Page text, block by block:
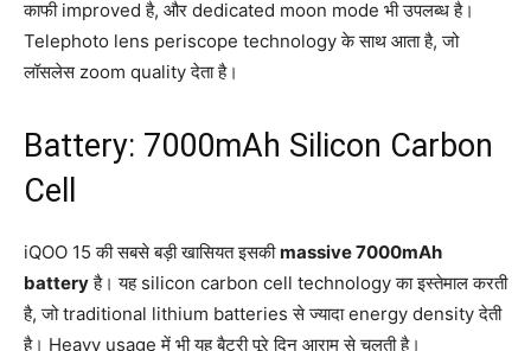
काफी improved है, और dedicated moon mode भी उपलब्ध है।
Telephoto lens periscope technology के साथ आता है, जो
लॉसलेस zoom quality देता है।
Battery: 7000mAh Silicon Carbon
Cell
iQOO 15 की सबसे बड़ी खासियत इसकीmassive 7000mAh
batteryहै। यह silicon carbon cell technology का इस्तेमाल करती
है, जो traditional lithium batteries से ज्यादा energy density देती
है। Heavy usage में भी यह बैटरी पूरे दिन आराम से चलती है।